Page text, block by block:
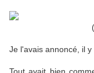
Je l'avais annoncé, il